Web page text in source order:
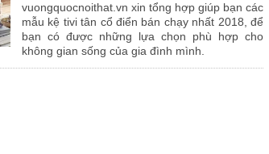
vuongquocnoithat.vn xin tổng hợp giúp bạn các
mẫu kệ tivi tân cổ điển bán chạy nhất 2018, để
bạn có được những lựa chọn phù hợp cho
không gian sống của gia đình mình.